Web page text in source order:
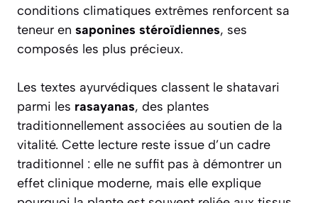
conditions climatiques extrêmes renforcent sa
teneur en saponines stéroïdiennes, ses
composés les plus précieux.
Les textes ayurvédiques classent le shatavari
parmi les rasayanas, des plantes
traditionnellement associées au soutien de la
vitalité. Cette lecture reste issue d’un cadre
traditionnel : elle ne suffit pas à démontrer un
effet clinique moderne, mais elle explique